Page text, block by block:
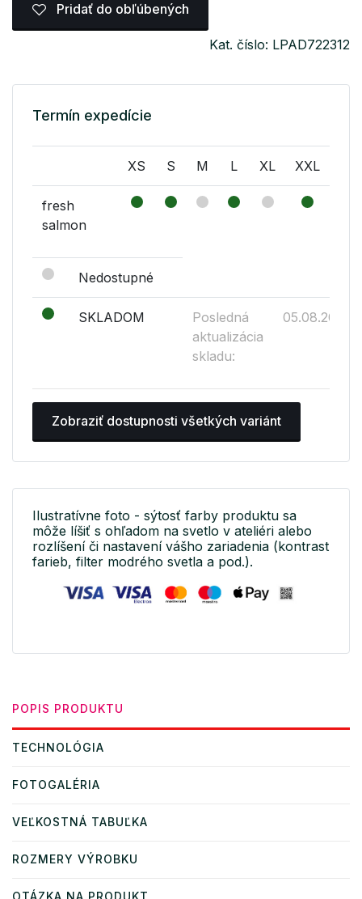
Pridať do obľúbených
Kat. číslo: LPAD722312
Termín expedície
XS S M L XL XXL
fresh
salmon
Nedostupné
SKLADOM
Posledná
aktualizácia
skladu:
05.08.2026
Zobraziť dostupnosti všetkých variánt
Ilustratívne foto - sýtosť farby produktu sa
môže líšiť s ohľadom na svetlo v ateliéri alebo
rozlíšení či nastavení vášho zariadenia (kontrast
farieb, filter modrého svetla a pod.).
POPIS PRODUKTU
TECHNOLÓGIA
FOTOGALÉRIA
VEĽKOSTNÁ TABUĽKA
ROZMERY VÝROBKU
OTÁZKA NA PRODUKT